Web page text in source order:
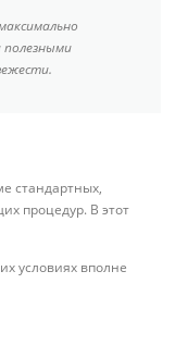
стандартных,
процедур. В этот
условиях вполне